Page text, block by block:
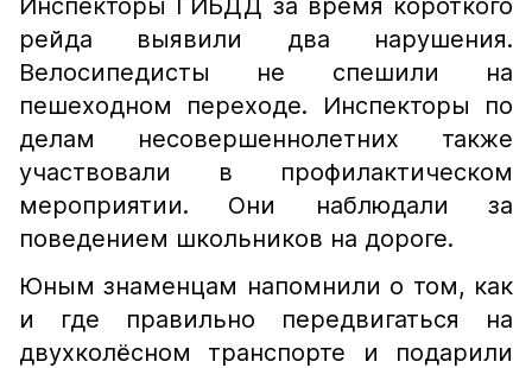
Инспекторы ГИБДД за время короткого
рейда выявили два нарушения.
Велосипедисты не спешили на
пешеходном переходе. Инспекторы по
делам несовершеннолетних также
участвовали в профилактическом
мероприятии. Они наблюдали за
поведением школьников на дороге.
Юным знаменцам напомнили о том, как
и где правильно передвигаться на
двухколëсном транспорте и подарили